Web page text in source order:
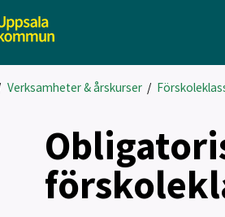
Verksamheter & årskurser/